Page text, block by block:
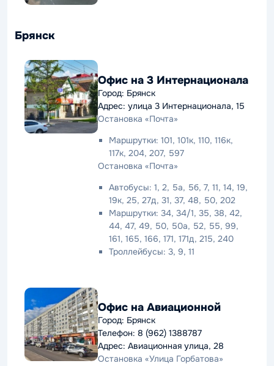
Брянск
Офис на 3 Интернационала
Город: Брянск
Адрес: улица 3 Интернационала, 15
Остановка «Почта»
Маршрутки: 101, 101к, 110, 116к,
117к, 204, 207, 597
Остановка «Почта»
Автобусы: 1, 2, 5а, 5б, 7, 11, 14, 19,
19к, 25, 27д, 31, 37, 48, 50, 202
Маршрутки: 34, 34/1, 35, 38, 42,
44, 47, 49, 50, 50а, 52, 55, 99,
161, 165, 166, 171, 171д, 215, 240
Троллейбусы: 3, 9, 11
Офис на Авиационной
Город: Брянск
Телефон: 8 (962) 1388787
Адрес: Авиационная улица, 28
Остановка «Улица Горбатова»